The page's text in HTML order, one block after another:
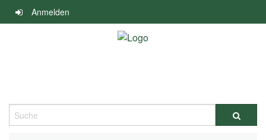
Navigation
überspringen
Anmelden
Suche